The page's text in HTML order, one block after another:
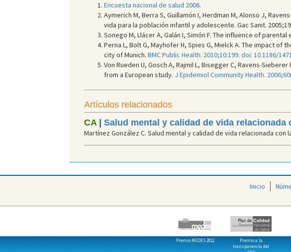
Encuesta nacional de salud 2006.
Aymerich M, Berra S, Guillamón I, Herdman M, Alonso J,
vida para la población infantil y adolescente. Gac Sanit.
Sonego M, Llácer A, Galán I, Simón F. The influence of
Perna L, Bolt G, Mayhofer H, Spies G, Mielck A. The impact
city of Munich. BMC Public Health. 2010;10:199. doi: 10.1186/
Von Rueden U, Gosch A, Rajmil L, Bisegger C, Ravens-
from a European study. J Epidemiol Community Health.
Artículos relacionados
CA| Salud mental y calidad de vida
Martínez González C. Salud mental y calidad de vida relacionada con
Inicio
Premio MEDES 2012
Premio a la
transparencia del